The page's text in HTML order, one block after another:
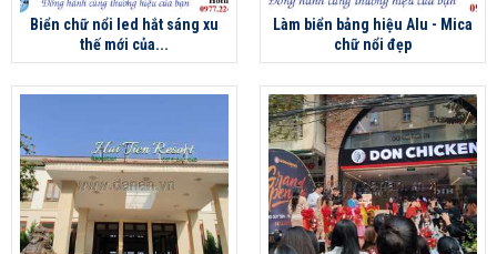
Biển chữ nổi led hắt sáng xu
thế mới của...
Làm biển bảng hiệu Alu - Mica
chữ nổi đẹp